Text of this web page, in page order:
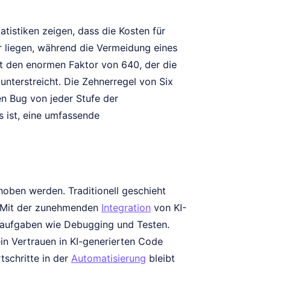
zeigen, dass die Kosten für
während die Vermeidung eines
den enormen Faktor von 640, der die
Die Zehnerregel von Six
Bug von jeder Stufe der
ist, eine umfassende
werden. Traditionell geschieht
der zunehmenden Integration von KI-
wie Debugging und Testen.
Vertrauen in KI-generierten Code
in der Automatisierung bleibt